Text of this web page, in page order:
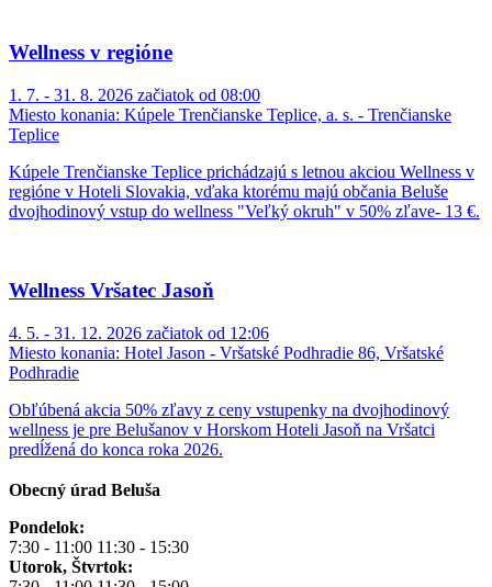
Wellness v regióne
1. 7. - 31. 8. 2026 začiatok od 08:00
Miesto konania: Kúpele Trenčianske Teplice, a. s. - Trenčianske
Teplice
Kúpele Trenčianske Teplice prichádzajú s letnou akciou Wellness v
regióne v Hoteli Slovakia, vďaka ktorému majú občania Beluše
dvojhodinový vstup do wellness "Veľký okruh" v 50% zľave- 13 €.
Wellness Vršatec Jasoň
4. 5. - 31. 12. 2026 začiatok od 12:06
Miesto konania: Hotel Jason - Vršatské Podhradie 86, Vršatské
Podhradie
Obľúbená akcia 50% zľavy z ceny vstupenky na dvojhodinový
wellness je pre Belušanov v Horskom Hoteli Jasoň na Vršatci
predĺžená do konca roka 2026.
Obecný úrad Beluša
Pondelok:
7:30 - 11:00 11:30 - 15:30
Utorok, Štvrtok: